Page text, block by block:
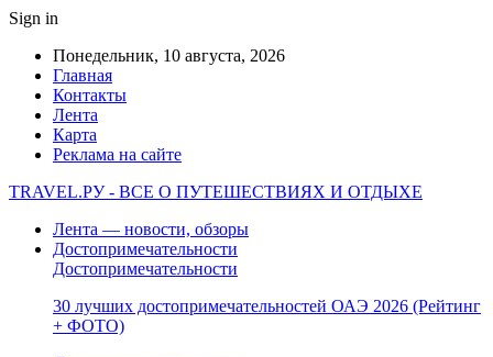
Sign in
Понедельник, 10 августа, 2026
Главная
Контакты
Лента
Карта
Реклама на сайте
TRAVEL.РУ - ВСЕ О ПУТЕШЕСТВИЯХ И ОТДЫХЕ
Лента — новости, обзоры
Достопримечательности
Достопримечательности
30 лучших достопримечательностей ОАЭ 2026 (Рейтинг
+ ФОТО)